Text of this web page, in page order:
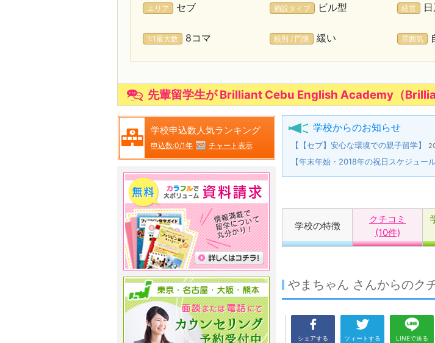
エリア セブ 施設タイプ ビル型 経営
1:1最大数 8コマ 校則 / 門限 緩い 雰囲気
先輩留学生が Brilliant Cebu English Academy（
学校からのお知らせ
【【セブ】安心な環境での親子留学】
【年末年始・2018年の祝日スケジュー
学校の特徴
クチコミ
(10件)
やまちゃん さんからのク
シェアする ツィートする LINEで送る
学校申込数人気ランキング
申込数:0/1年 チャート表示